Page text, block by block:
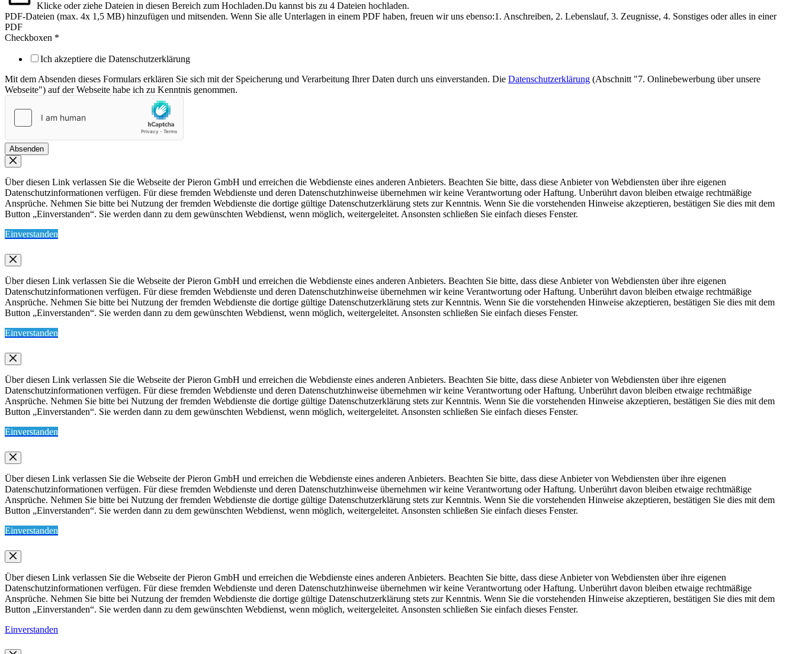
Klicke oder ziehe Dateien in diesen Bereich zum Hochladen.Du kannst bis zu 4 Dateien hochladen.
PDF-Dateien (max. 4x 1,5 MB) hinzufügen und mitsenden. Wenn Sie alle Unterlagen in einem PDF haben, freuen wir uns ebenso:1. Anschreiben, 2. Lebenslauf, 3. Zeugnisse, 4. Sonstiges oder alles in einer
PDF
Checkboxen *
Ich akzeptiere die Datenschutzerklärung
Mit dem Absenden dieses Formulars erklären Sie sich mit der Speicherung und Verarbeitung Ihrer Daten durch uns einverstanden. Die Datenschutzerklärung (Abschnitt "7. Onlinebewerbung über unsere
Webseite") auf der Webseite habe ich zu Kenntnis genommen.
Absenden
Über diesen Link verlassen Sie die Webseite der Pieron GmbH und erreichen die Webdienste eines anderen Anbieters. Beachten Sie bitte, dass diese Anbieter von Webdiensten über ihre eigenen
Datenschutzinformationen verfügen. Für diese fremden Webdienste und deren Datenschutzhinweise übernehmen wir keine Verantwortung oder Haftung. Unberührt davon bleiben etwaige rechtmäßige
Ansprüche. Nehmen Sie bitte bei Nutzung der fremden Webdienste die dortige gültige Datenschutzerklärung stets zur Kenntnis. Wenn Sie die vorstehenden Hinweise akzeptieren, bestätigen Sie dies mit dem
Button „Einverstanden“. Sie werden dann zu dem gewünschten Webdienst, wenn möglich, weitergeleitet. Ansonsten schließen Sie einfach dieses Fenster.
Einverstanden
Über diesen Link verlassen Sie die Webseite der Pieron GmbH und erreichen die Webdienste eines anderen Anbieters. Beachten Sie bitte, dass diese Anbieter von Webdiensten über ihre eigenen
Datenschutzinformationen verfügen. Für diese fremden Webdienste und deren Datenschutzhinweise übernehmen wir keine Verantwortung oder Haftung. Unberührt davon bleiben etwaige rechtmäßige
Ansprüche. Nehmen Sie bitte bei Nutzung der fremden Webdienste die dortige gültige Datenschutzerklärung stets zur Kenntnis. Wenn Sie die vorstehenden Hinweise akzeptieren, bestätigen Sie dies mit dem
Button „Einverstanden“. Sie werden dann zu dem gewünschten Webdienst, wenn möglich, weitergeleitet. Ansonsten schließen Sie einfach dieses Fenster.
Einverstanden
Über diesen Link verlassen Sie die Webseite der Pieron GmbH und erreichen die Webdienste eines anderen Anbieters. Beachten Sie bitte, dass diese Anbieter von Webdiensten über ihre eigenen
Datenschutzinformationen verfügen. Für diese fremden Webdienste und deren Datenschutzhinweise übernehmen wir keine Verantwortung oder Haftung. Unberührt davon bleiben etwaige rechtmäßige
Ansprüche. Nehmen Sie bitte bei Nutzung der fremden Webdienste die dortige gültige Datenschutzerklärung stets zur Kenntnis. Wenn Sie die vorstehenden Hinweise akzeptieren, bestätigen Sie dies mit dem
Button „Einverstanden“. Sie werden dann zu dem gewünschten Webdienst, wenn möglich, weitergeleitet. Ansonsten schließen Sie einfach dieses Fenster.
Einverstanden
Über diesen Link verlassen Sie die Webseite der Pieron GmbH und erreichen die Webdienste eines anderen Anbieters. Beachten Sie bitte, dass diese Anbieter von Webdiensten über ihre eigenen
Datenschutzinformationen verfügen. Für diese fremden Webdienste und deren Datenschutzhinweise übernehmen wir keine Verantwortung oder Haftung. Unberührt davon bleiben etwaige rechtmäßige
Ansprüche. Nehmen Sie bitte bei Nutzung der fremden Webdienste die dortige gültige Datenschutzerklärung stets zur Kenntnis. Wenn Sie die vorstehenden Hinweise akzeptieren, bestätigen Sie dies mit dem
Button „Einverstanden“. Sie werden dann zu dem gewünschten Webdienst, wenn möglich, weitergeleitet. Ansonsten schließen Sie einfach dieses Fenster.
Einverstanden
Über diesen Link verlassen Sie die Webseite der Pieron GmbH und erreichen die Webdienste eines anderen Anbieters. Beachten Sie bitte, dass diese Anbieter von Webdiensten über ihre eigenen
Datenschutzinformationen verfügen. Für diese fremden Webdienste und deren Datenschutzhinweise übernehmen wir keine Verantwortung oder Haftung. Unberührt davon bleiben etwaige rechtmäßige
Ansprüche. Nehmen Sie bitte bei Nutzung der fremden Webdienste die dortige gültige Datenschutzerklärung stets zur Kenntnis. Wenn Sie die vorstehenden Hinweise akzeptieren, bestätigen Sie dies mit dem
Button „Einverstanden“. Sie werden dann zu dem gewünschten Webdienst, wenn möglich, weitergeleitet. Ansonsten schließen Sie einfach dieses Fenster.
Einverstanden